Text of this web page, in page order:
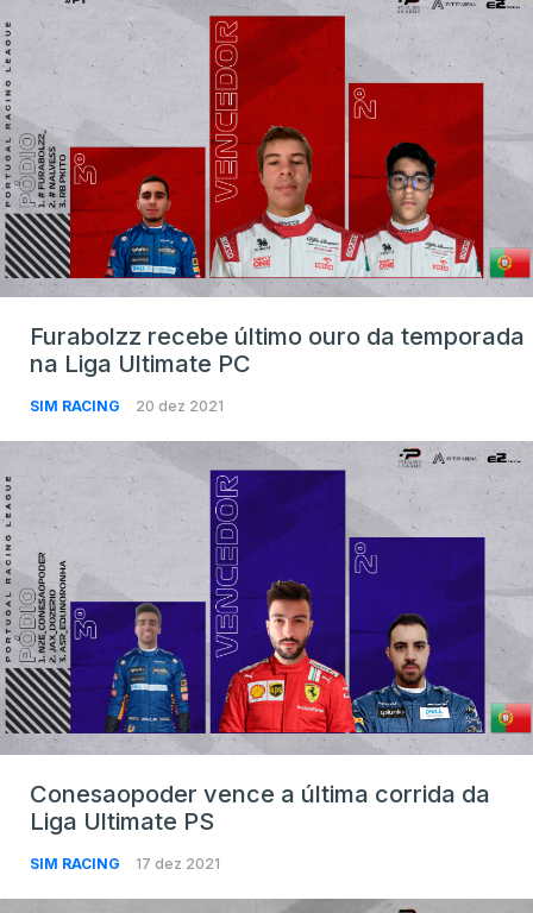
Furabolzz recebe último ouro da temporada
na Liga Ultimate PC
SIM RACING 20 dez 2021
Conesaopoder vence a última corrida da
Liga Ultimate PS
SIM RACING 17 dez 2021